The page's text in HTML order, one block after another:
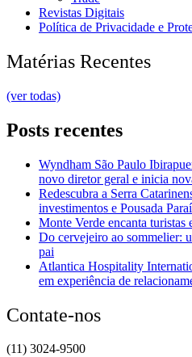
Revistas Digitais
Política de Privacidade e
Matérias Recentes
(ver todas)
Posts recentes
Wyndham São Paulo
novo diretor geral e inicia
Redescubra a Serra
investimentos e Pousada
Monte Verde encanta turistas
Do cervejeiro ao sommelier:
pai
Atlantica Hospitality
em experiência de
Contate-nos
(11) 3024-9500